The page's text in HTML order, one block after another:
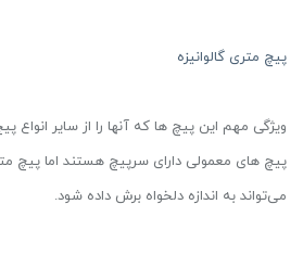
پیچ متری گالوانیزه
ویژگی مهم این پیچ ها که آنها را از سایر انواع
پیچ های معمولی دارای سرپیچ هستند اما پیچ
می‌تواند به اندازه دلخواه برش داده شود.